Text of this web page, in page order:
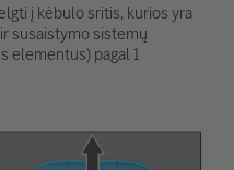
į kėbulo sritis, kurios yra
susaistymo sistemų
elementus) pagal 1